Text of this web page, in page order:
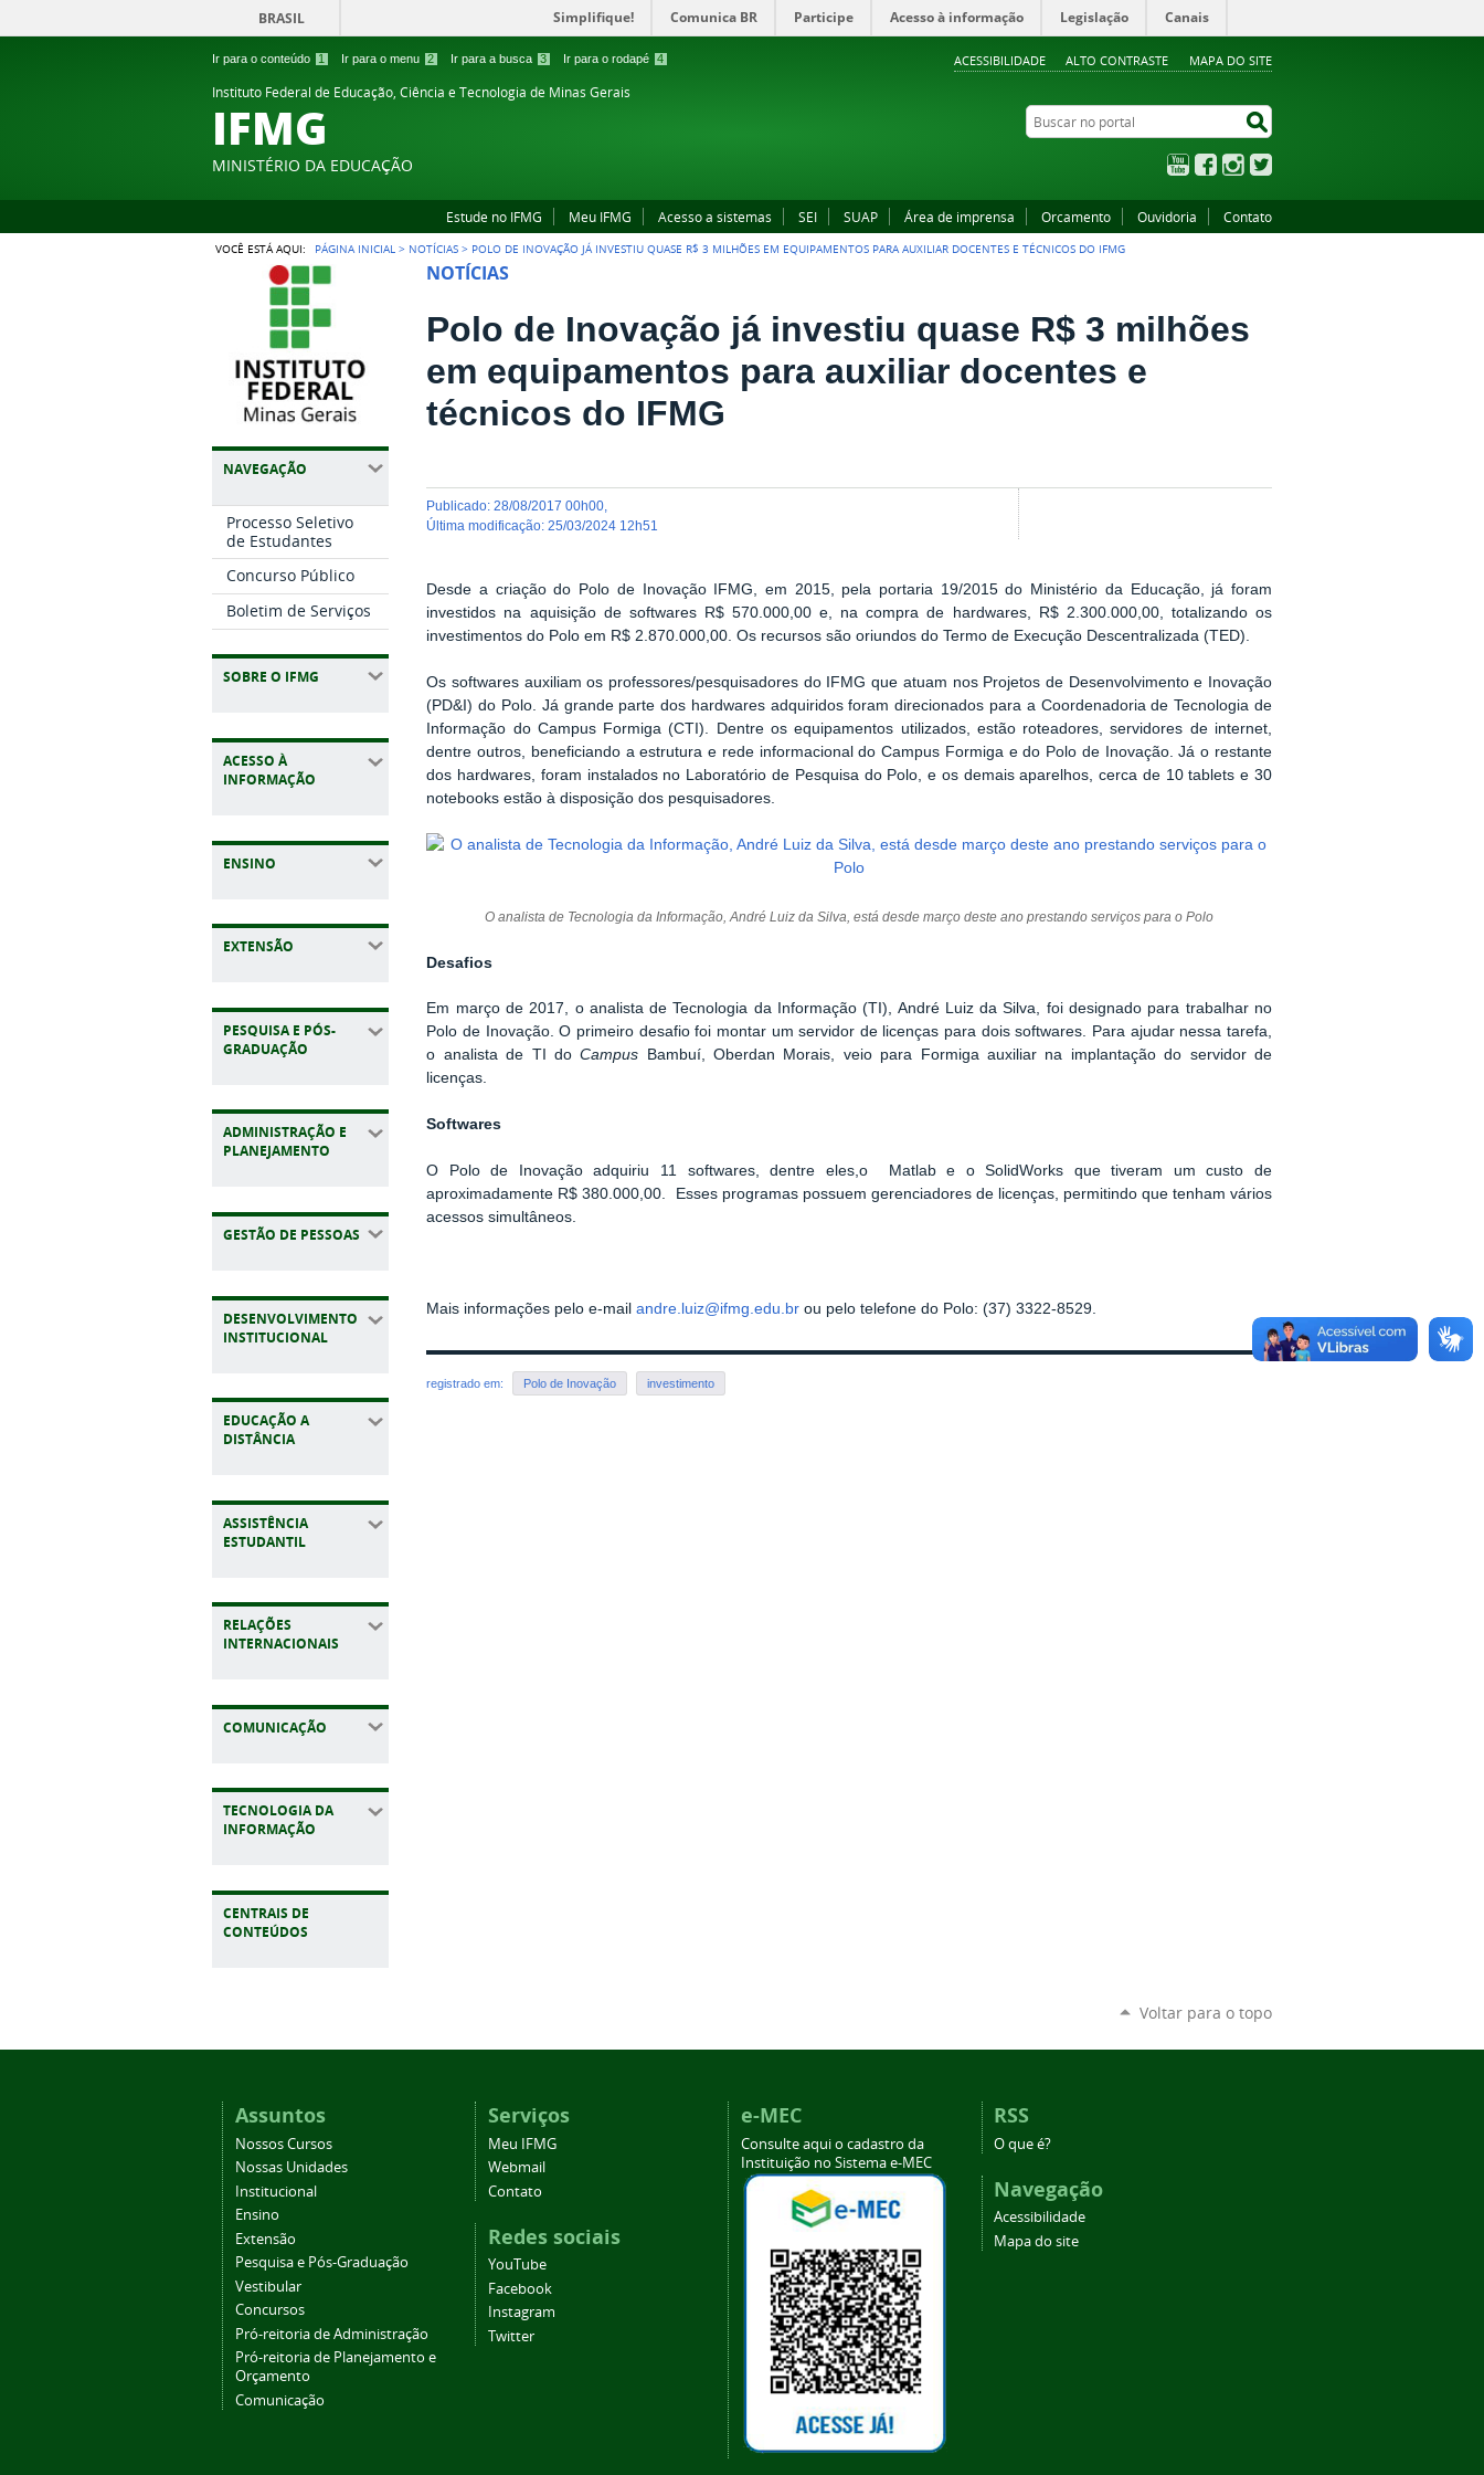
Ir para o conteúdo 1 Ir para o menu 2 Ir para a busca 3 Ir para o rodapé 4 ACESSIBILIDADE ALTO CONTRASTE MAPA DO SITE
BRASIL Simplifique! Comunica BR Participe Acesso à informação Legislação Canais
Instituto Federal de Educação, Ciência e Tecnologia de Minas Gerais
IFMG
MINISTÉRIO DA EDUCAÇÃO
Buscar no portal
YouTubeFacebookInstagram
Estude no IFMG Meu IFMG Acesso a sistemas SEI SUAP Área de imprensa Orcamento Ouvidoria Contato
VOCÊ ESTÁ AQUI: PÁGINA INICIAL > NOTÍCIAS > POLO DE INOVAÇÃO JÁ INVESTIU QUASE R$ 3 MILHÕES EM EQUIPAMENTOS PARA AUXILIAR DOCENTES E TÉCNICOS DO IFMG
NAVEGAÇÃO
Processo Seletivo
de Estudantes
Concurso Público
Boletim de Serviços
SOBRE O IFMG
ACESSO À
INFORMAÇÃO
ENSINO
EXTENSÃO
PESQUISA E PÓS-
GRADUAÇÃO
ADMINISTRAÇÃO E
PLANEJAMENTO
GESTÃO DE PESSOAS
DESENVOLVIMENTO
INSTITUCIONAL
EDUCAÇÃO A
DISTÂNCIA
ASSISTÊNCIA
ESTUDANTIL
RELAÇÕES
INTERNACIONAIS
COMUNICAÇÃO
TECNOLOGIA DA
INFORMAÇÃO
CENTRAIS DE
CONTEÚDOS
NOTÍCIAS
Polo de Inovação já investiu quase R$ 3 milhões
em equipamentos para auxiliar docentes e
técnicos do IFMG
publicado:28/08/2017 00h00
última modificação:25/03/2024 12h51
Desde a criação do Polo de Inovação IFMG, em 2015, pela portaria 19/2015 do Ministério da Educação, já foram
investidos na aquisição de softwares R$ 570.000,00 e, na compra de hardwares, R$ 2.300.000,00, totalizando os
investimentos do Polo em R$ 2.870.000,00. Os recursos são oriundos do Termo de Execução Descentralizada (TED).
Os softwares auxiliam os professores/pesquisadores do IFMG que atuam nos Projetos de Desenvolvimento e Inovação
(PD&I) do Polo. Já grande parte dos hardwares adquiridos foram direcionados para a Coordenadoria de Tecnologia de
Informação do Campus Formiga (CTI). Dentre os equipamentos utilizados, estão roteadores, servidores de internet,
dentre outros, beneficiando a estrutura e rede informacional do Campus Formiga e do Polo de Inovação. Já o restante
dos hardwares, foram instalados no Laboratório de Pesquisa do Polo, e os demais aparelhos, cerca de 10 tablets e 30
notebooks estão à disposição dos pesquisadores.
O analista de Tecnologia da Informação, André Luiz da Silva, está desde março deste ano prestando serviços para o Polo
Desafios
Em março de 2017, o analista de Tecnologia da Informação (TI), André Luiz da Silva, foi designado para trabalhar no
Polo de Inovação. O primeiro desafio foi montar um servidor de licenças para dois softwares. Para ajudar nessa tarefa,
o analista de TI doCampus Bambuí, Oberdan Morais, veio para Formiga auxiliar na implantação do servidor de
licenças.
Softwares
O Polo de Inovação adquiriu 11 softwares, dentre eles,o Matlab e o SolidWorks que tiveram um custo de
aproximadamente R$ 380.000,00. Esses programas possuem gerenciadores de licenças, permitindo que tenham vários
acessos simultâneos.
Mais informações pelo e-mailandre.luiz@ifmg.edu.br ou pelo telefone do Polo: (37) 3322-8529.
registrado em: Polo de Inovação investimento
Voltar para o topo
Assuntos
Nossos Cursos
Nossas Unidades
Institucional
Ensino
Extensão
Pesquisa e Pós-Graduação
Vestibular
Concursos
Pró-reitoria de Administração
Pró-reitoria de Planejamento e
Orçamento
Comunicação
Serviços
Meu IFMG
Webmail
Contato
Redes sociais
YouTube
Facebook
Instagram
Twitter
e-MEC
Consulte aqui o cadastro da
Instituição no Sistema e-MEC
RSS
O que é?
Navegação
Acessibilidade
Mapa do site